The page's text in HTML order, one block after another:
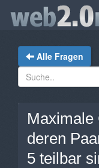
Alle Fragen
Maximale
deren
5 teilbar